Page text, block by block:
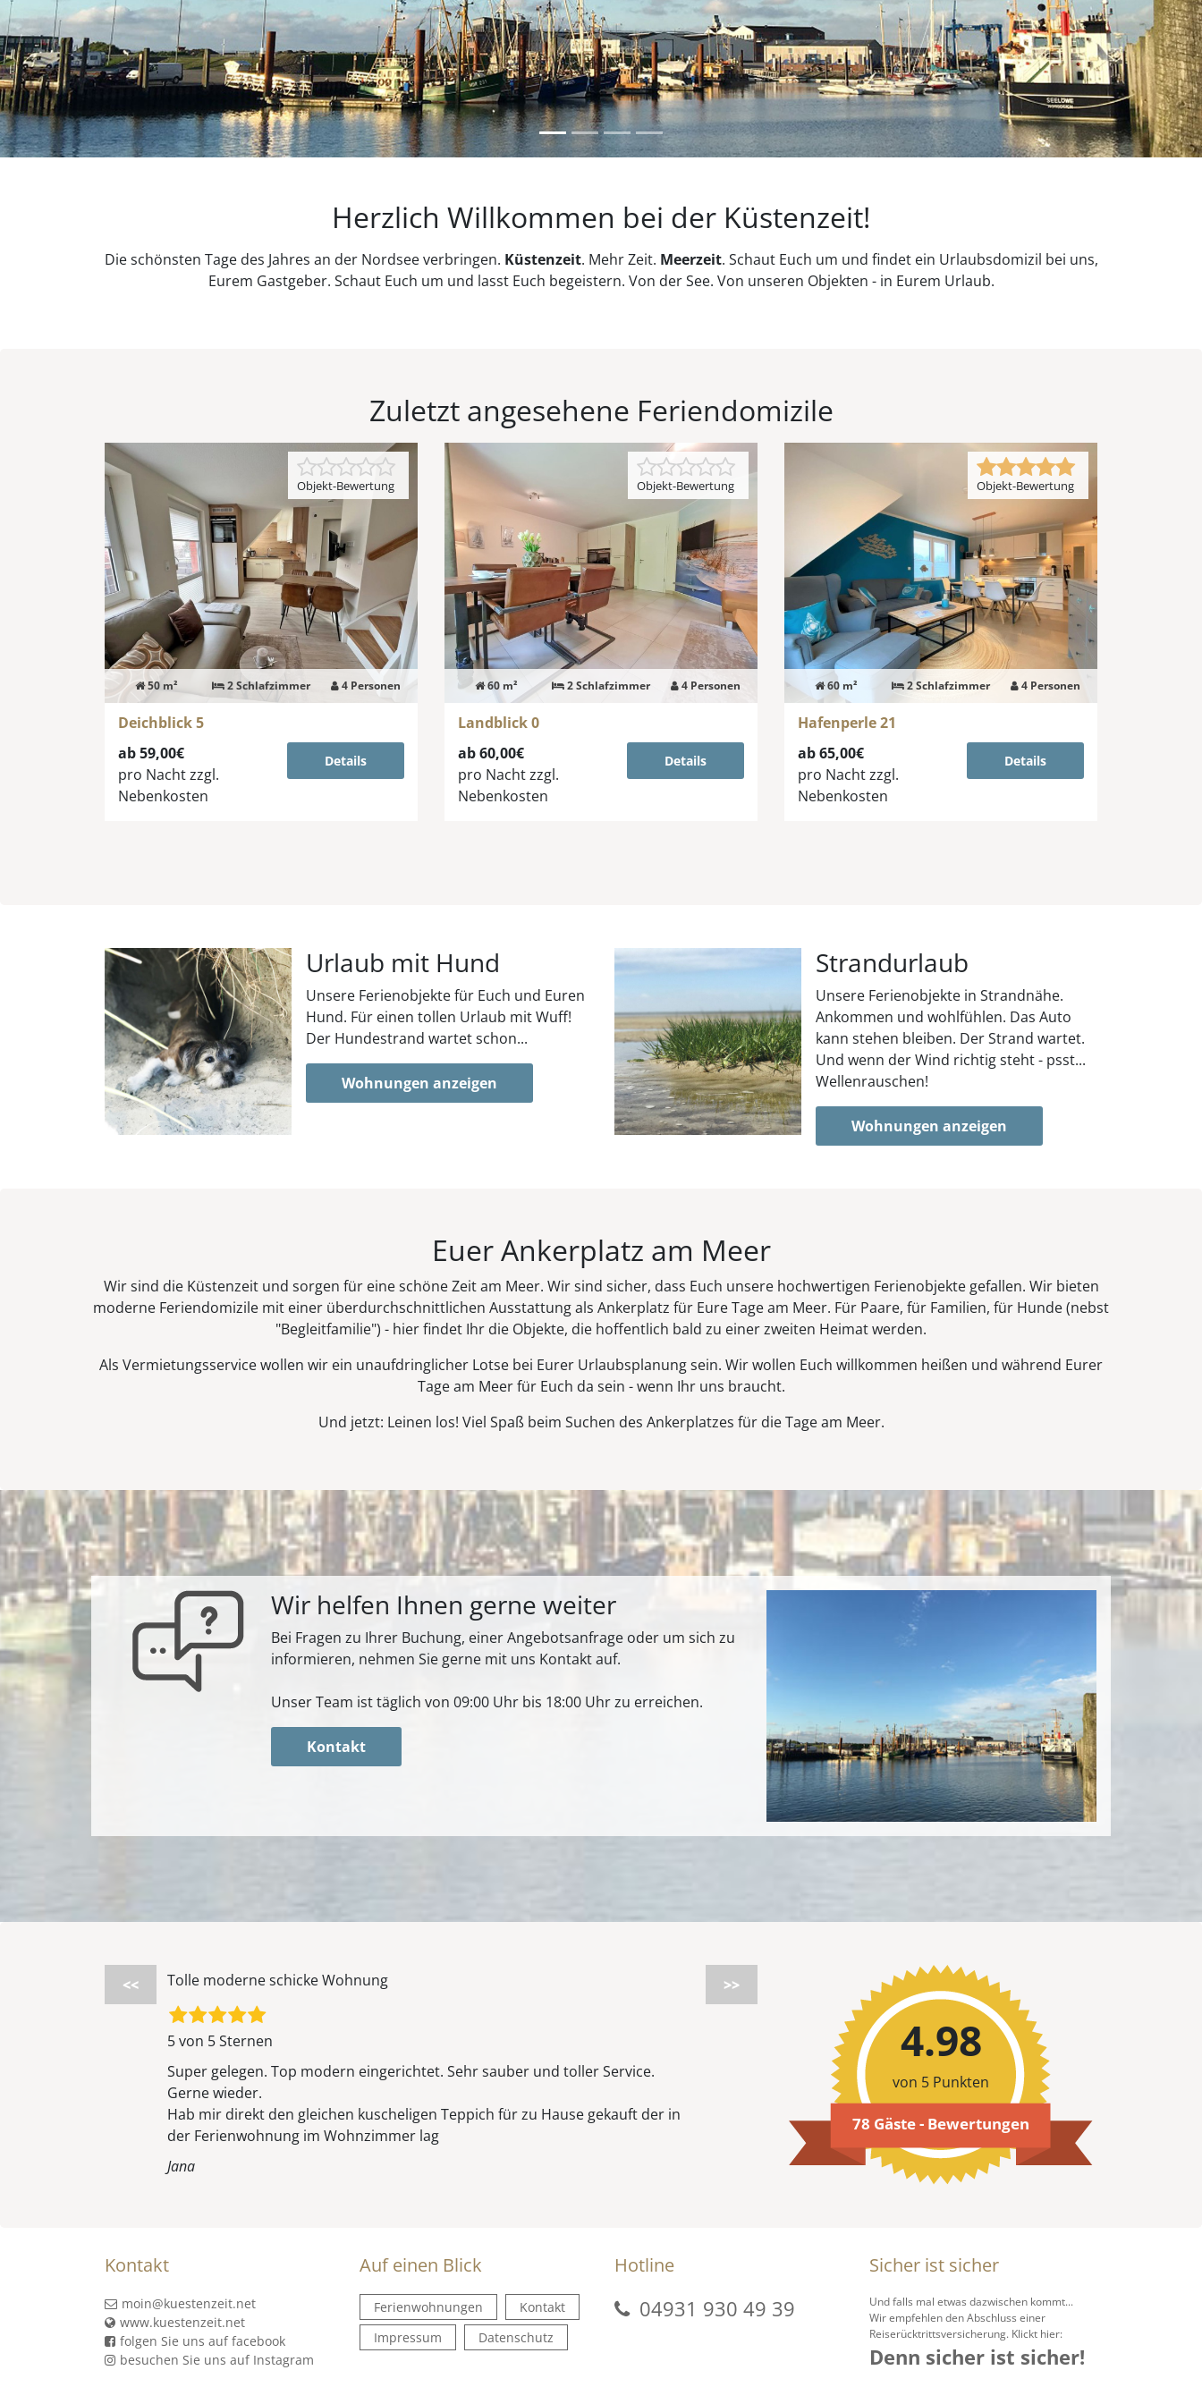
Herzlich Willkommen bei der Küstenzeit!
Die schönsten Tage des Jahres an der Nordsee verbringen. Küstenzeit. Mehr Zeit. Meerzeit. Schaut Euch um und findet ein Urlaubsdomizil bei uns,
Eurem Gastgeber. Schaut Euch um und lasst Euch begeistern. Von der See. Von unseren Objekten - in Eurem Urlaub.
Zuletzt angesehene Feriendomizile
50 m² 2 Schlafzimmer 4 Personen
Deichblick 5
Objekt-Bewertung
ab 59,00€
pro Nachtzzgl.
Nebenkosten
Details
60 m² 2 Schlafzimmer 4 Personen
Landblick 0
Objekt-Bewertung
ab 60,00€
pro Nachtzzgl.
Nebenkosten
Details
60 m² 2 Schlafzimmer 4 Personen
Hafenperle 21
Objekt-Bewertung
ab 65,00€
pro Nachtzzgl.
Nebenkosten
Details
Urlaub mit Hund
Unsere Ferienobjekte für Euch und Euren
Hund. Für einen tollen Urlaub mit Wuff!
Der Hundestrand wartet schon...
Wohnungen anzeigen
Strandurlaub
Unsere Ferienobjekte in Strandnähe.
Ankommen und wohlfühlen. Das Auto
kann stehen bleiben. Der Strand wartet.
Und wenn der Wind richtig steht - psst...
Wellenrauschen!
Wohnungen anzeigen
Euer Ankerplatz am Meer
Wir sind die Küstenzeit und sorgen für eine schöne Zeit am Meer. Wir sind sicher, dass Euch unsere hochwertigen Ferienobjekte gefallen. Wir bieten
moderne Feriendomizile mit einer überdurchschnittlichen Ausstattung als Ankerplatz für Eure Tage am Meer. Für Paare, für Familien, für Hunde (nebst
"Begleitfamilie") - hier findet Ihr die Objekte, die hoffentlich bald zu einer zweiten Heimat werden.
Als Vermietungsservice wollen wir ein unaufdringlicher Lotse bei Eurer Urlaubsplanung sein. Wir wollen Euch willkommen heißen und während Eurer
Tage am Meer für Euch da sein - wenn Ihr uns braucht.
Und jetzt: Leinen los! Viel Spaß beim Suchen des Ankerplatzes für die Tage am Meer.
Wir helfen Ihnen gerne weiter
Bei Fragen zu Ihrer Buchung, einer Angebotsanfrage oder um sich zu
informieren, nehmen Sie gerne mit uns Kontakt auf.
Unser Team ist täglich von 09:00 Uhr bis 18:00 Uhr zu erreichen.
Kontakt
<< Tolle moderne schicke Wohnung
5 von 5 Sternen
Super gelegen. Top modern eingerichtet. Sehr sauber und toller Service.
Gerne wieder.
Hab mir direkt den gleichen kuscheligen Teppich für zu Hause gekauft der in
der Ferienwohnung im Wohnzimmer lag
Jana
>>
4.98
von 5 Punkten
78 Gäste - Bewertungen
Kontakt
moin@kuestenzeit.net
www.kuestenzeit.net
folgen Sie uns auf facebook
besuchen Sie uns auf Instagram
Auf einen Blick
Ferienwohnungen
Kontakt
Impressum
Datenschutz
Hotline
04931 930 49 39
Sicher ist sicher
Und falls mal etwas dazwischen kommt...
Wir empfehlen den Abschluss einer
Reiserücktrittsversicherung. Klickt hier:
Denn sicher ist sicher!